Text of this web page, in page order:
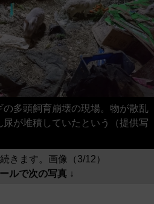
多頭飼育崩壊の現場。物が散乱
尿が堆積していたという（提供写
きます。画像（3/12）
ルで次の写真 ↓